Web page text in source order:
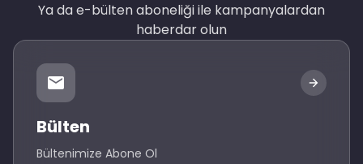
Ya da e-bülten aboneliği ile kampanyalardan
haberdar olun
Bülten
Bültenimize Abone Ol